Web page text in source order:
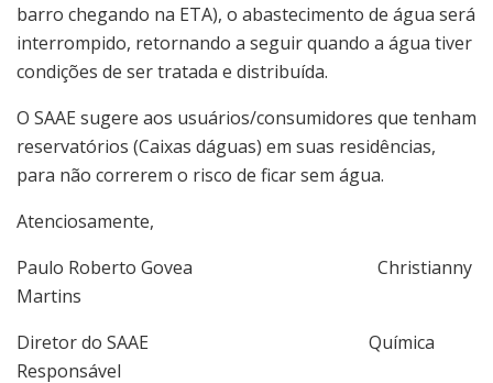
barro chegando na ETA), o abastecimento de água será
interrompido, retornando a seguir quando a água tiver
condições de ser tratada e distribuída.
O SAAE sugere aos usuários/consumidores que tenham
reservatórios (Caixas dáguas) em suas residências,
para não correrem o risco de ficar sem água.
Atenciosamente,
Paulo Roberto Govea Christianny
Martins
Diretor do SAAE Química
Responsável